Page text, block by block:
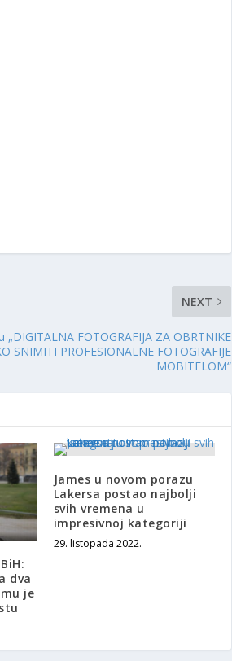
NEXT
„DIGITALNA FOTOGRAFIJA ZA OBRTNIKE
SNIMITI PROFESIONALNE FOTOGRAFIJE
MOBITELOM“
dva
je
James u novom porazu
Lakersa postao najbolji
svih vremena u
impresivnoj kategoriji
29. listopada 2022.